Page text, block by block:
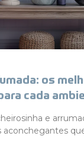
os
cada
e
aconchegantes